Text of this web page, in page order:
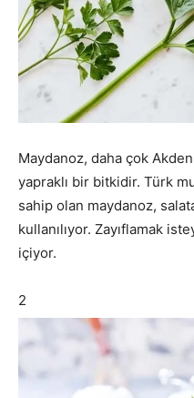
Maydanoz, daha çok
yapraklı bir bitkidir. Türk
sahip olan maydanoz,
kullanılıyor. Zayıflamak
içiyor.
2